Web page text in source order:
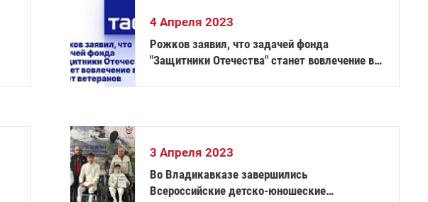
4 Апреля 2023
Рожков заявил, что задачей фонда
"Защитники Отечества" станет вовлечение в
3 Апреля 2023
Во Владикавказе завершились
Всероссийские детско-юношеские